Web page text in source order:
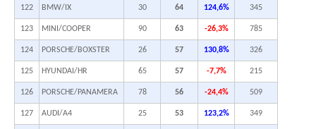
122 BMW/IX 30 64 124,6% 345
123 MINI/COOPER 90 63 -26,3% 785
124 PORSCHE/BOXSTER 26 57 130,8% 326
125 HYUNDAI/HR 65 57 -7,7% 215
126 PORSCHE/PANAMERA 78 56 -24,4% 509
127 AUDI/A4 25 53 123,2% 349